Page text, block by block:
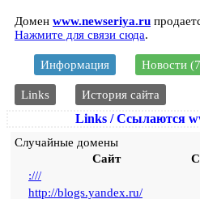
Домен www.newseriya.ru
Нажмите для связи сюда.
Информация Новости
Links История сайта
Links / Ссылаются
Случайные домены
Сайт
:///
http://blogs.yandex.ru/